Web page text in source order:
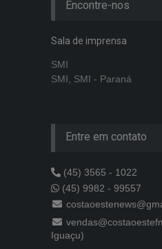
Encontre-nos
Sala de imprensa
SMI
SMI, SMI - Paraná
Entre em contato
(45) 3565 - 1022
(45) 9982 - 99557
Iguaçu)